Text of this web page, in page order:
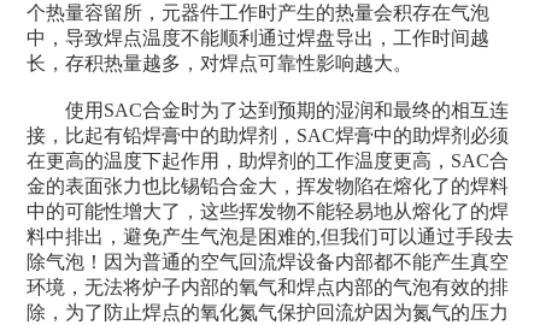
个热量容留所，元器件工作时产生的热量会积存在气泡
中，导致焊点温度不能顺利通过焊盘导出，工作时间越
长，存积热量越多，对焊点可靠性影响越大。
使用SAC合金时为了达到预期的湿润和最终的相互连
接，比起有铅焊膏中的助焊剂，SAC焊膏中的助焊剂必须
在更高的温度下起作用，助焊剂的工作温度更高，SAC合
金的表面张力也比锡铅合金大，挥发物陷在熔化了的焊料
中的可能性增大了，这些挥发物不能轻易地从熔化了的焊
料中排出，避免产生气泡是困难的,但我们可以通过手段去
除气泡！因为普通的空气回流焊设备内部都不能产生真空
环境，无法将炉子内部的氧气和焊点内部的气泡有效的排
除，为了防止焊点的氧化氮气保护回流炉因为氮气的压力